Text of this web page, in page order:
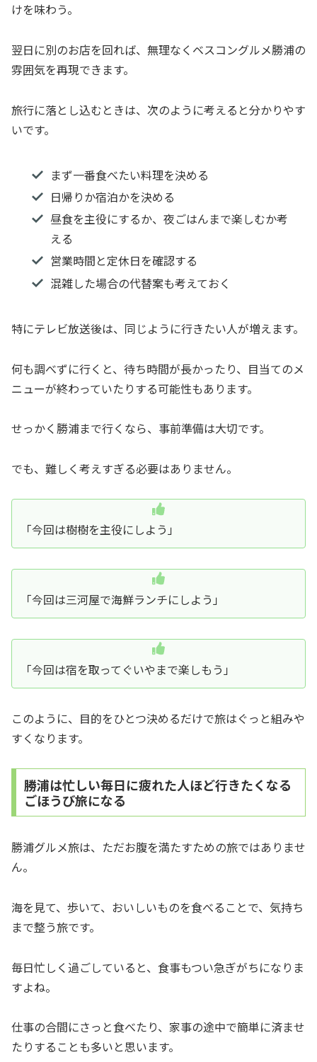
けを味わう。
翌日に別のお店を回れば、無理なくベスコングルメ勝浦の
雰囲気を再現できます。
旅行に落とし込むときは、次のように考えると分かりやす
いです。
まず一番食べたい料理を決める
日帰りか宿泊かを決める
昼食を主役にするか、夜ごはんまで楽しむか考
える
営業時間と定休日を確認する
混雑した場合の代替案も考えておく
特にテレビ放送後は、同じように行きたい人が増えます。
何も調べずに行くと、待ち時間が長かったり、目当てのメ
ニューが終わっていたりする可能性もあります。
せっかく勝浦まで行くなら、事前準備は大切です。
でも、難しく考えすぎる必要はありません。
「今回は樹樹を主役にしよう」
「今回は三河屋で海鮮ランチにしよう」
「今回は宿を取ってぐいやまで楽しもう」
このように、目的をひとつ決めるだけで旅はぐっと組みや
すくなります。
勝浦は忙しい毎日に疲れた人ほど行きたくなる
ごほうび旅になる
勝浦グルメ旅は、ただお腹を満たすための旅ではありませ
ん。
海を見て、歩いて、おいしいものを食べることで、気持ち
まで整う旅です。
毎日忙しく過ごしていると、食事もつい急ぎがちになりま
すよね。
仕事の合間にさっと食べたり、家事の途中で簡単に済ませ
たりすることも多いと思います。